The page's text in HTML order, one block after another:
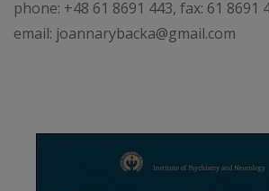
phone: +48 61 8691 443, fax: 61 8691
email: joannarybacka@gmail.com